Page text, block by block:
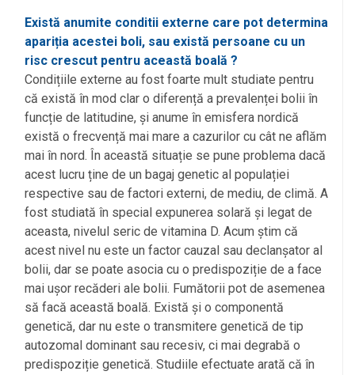
Există anumite conditii externe care pot determina
apariția acestei boli, sau există persoane cu un
risc crescut pentru această boală ?
Condițiile externe au fost foarte mult studiate pentru
că există în mod clar o diferență a prevalenței bolii în
funcție de latitudine, și anume în emisfera nordică
există o frecvență mai mare a cazurilor cu cât ne aflăm
mai în nord. În această situație se pune problema dacă
acest lucru ține de un bagaj genetic al populației
respective sau de factori externi, de mediu, de climă. A
fost studiată în special expunerea solară și legat de
aceasta, nivelul seric de vitamina D. Acum știm că
acest nivel nu este un factor cauzal sau declanșator al
bolii, dar se poate asocia cu o predispoziție de a face
mai ușor recăderi ale bolii. Fumătorii pot de asemenea
să facă această boală. Există și o componentă
genetică, dar nu este o transmitere genetică de tip
autozomal dominant sau recesiv, ci mai degrabă o
predispoziție genetică. Studiile efectuate arată că în